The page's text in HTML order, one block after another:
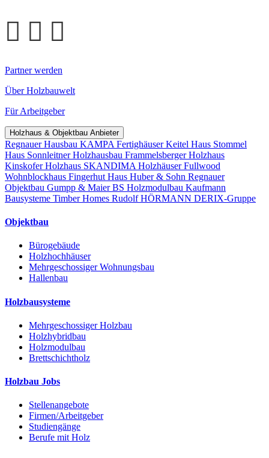
Partner werden
Über Holzbauwelt
Für Arbeitgeber
Holzhaus & Objektbau Anbieter
Regnauer Hausbau KAMPA FertighäuserKeitel Haus Stommel
Haus Sonnleitner Holzhausbau Frammelsberger Holzhaus
Kinskofer Holzhaus SKANDIMA HolzhäuserFullwood
Wohnblockhaus Fingerhut Haus Huber & Sohn Regnauer
Objektbau Gumpp & MaierBS Holzmodulbau Kaufmann
Bausysteme Timber Homes Rudolf HÖRMANN DERIX-Gruppe
Objektbau
Bürogebäude
Holzhochhäuser
Mehrgeschossiger Wohnungsbau
Hallenbau
Holzbausysteme
Mehrgeschossiger Holzbau
Holzhybridbau
Holzmodulbau
Brettschichtholz
Holzbau Jobs
Stellenangebote
Firmen/Arbeitgeber
Studiengänge
Berufe mit Holz